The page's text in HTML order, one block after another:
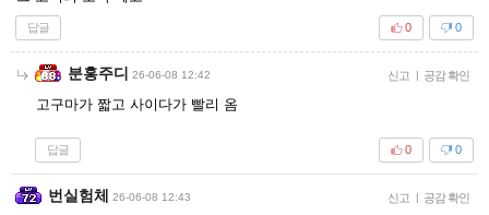
답글 0
0
분홍주디 26-06-08 12:42 신고 | 공감 확인
고구마가 짧고 사이다가 빨리 옴
답글 0
0
번실험체 26-06-08 12:43 신고 | 공감 확인